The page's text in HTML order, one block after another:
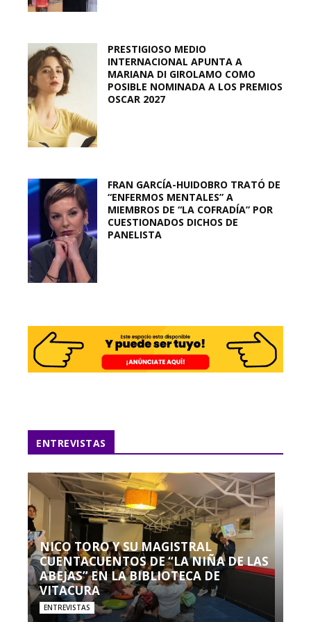
PRESTIGIOSO MEDIO
INTERNACIONAL APUNTA A
MARIANA DI GIROLAMO COMO
POSIBLE NOMINADA A LOS PREMIOS
OSCAR 2027
FRAN GARCÍA-HUIDOBRO TRATÓ DE
“ENFERMOS MENTALES” A
MIEMBROS DE “LA COFRADÍA” POR
CUESTIONADOS DICHOS DE
PANELISTA
ENTREVISTAS
NICO TORO Y SU MAGISTRAL
CUENTACUENTOS DE “LA NIÑA DE LAS
ABEJAS” EN LA BIBLIOTECA DE
VITACURA
ENTREVISTAS